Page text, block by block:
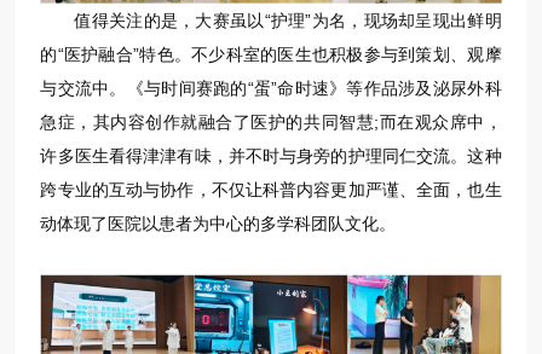
值得关注的是，大赛虽以“护理”为名，现场却呈现出鲜明
的“医护融合”特色。不少科室的医生也积极参与到策划、观摩
与交流中。《与时间赛跑的“蛋”命时速》等作品涉及泌尿外科
急症，其内容创作就融合了医护的共同智慧;而在观众席中，
许多医生看得津津有味，并不时与身旁的护理同仁交流。这种
跨专业的互动与协作，不仅让科普内容更加严谨、全面，也生
动体现了医院以患者为中心的多学科团队文化。